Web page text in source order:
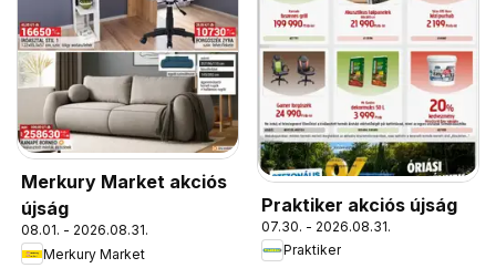
Merkury Market akciós
újság
08.01. - 2026.08.31.
Merkury Market
Praktiker akciós újság
07.30. - 2026.08.31.
Praktiker